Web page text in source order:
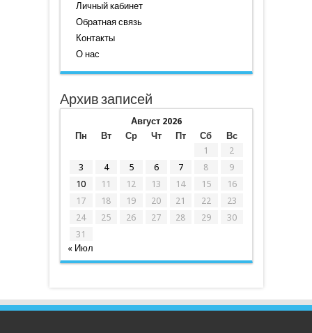
Личный кабинет
Обратная связь
Контакты
О нас
Архив записей
Август 2026
Пн
Вт Ср Чт Пт Сб
Вс
1
2
3
4 5 6 7 8
9
10
11 12 13 14 15
16
17
18 19 20 21 22
23
24
25 26 27 28 29
30
31
« Июл